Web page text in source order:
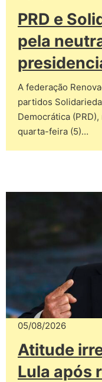
PRD e
pela
A federação
partidos
Democrática
quarta-feira (5)…
05/08/2026
Atitude
Lula após